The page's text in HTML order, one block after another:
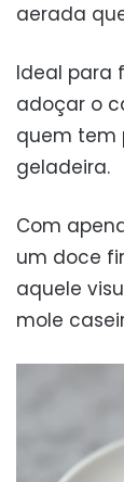
aerada
Ideal para
adoçar o
quem tem
geladeira.
Com
um doce
aquele
mole